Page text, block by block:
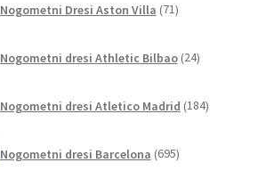
Nogometni Dresi Aston Villa 71izdelkov
Nogometni dresi Athletic Bilbao 24izdelkov
Nogometni dresi Atletico Madrid 184izdelkov
Nogometni dresi Barcelona 695izdelkov